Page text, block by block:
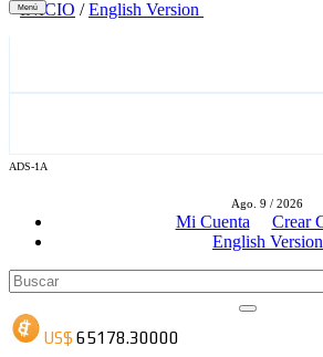
ADS-1A
Ago. 9 / 2026
Mi Cuenta
Crear
English Version
Menú
INICIO /English Version
ADS-3B